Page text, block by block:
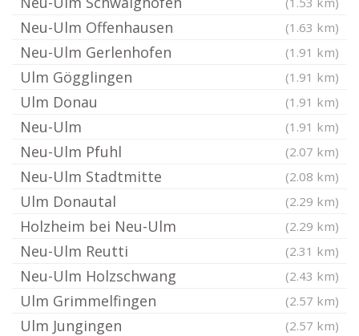
Neu-Ulm Offenhausen (1.63 km)
Neu-Ulm Gerlenhofen (1.91 km)
Ulm Gögglingen (1.91 km)
Ulm Donau (1.91 km)
Neu-Ulm (1.91 km)
Neu-Ulm Pfuhl (2.07 km)
Neu-Ulm Stadtmitte (2.08 km)
Ulm Donautal (2.29 km)
Holzheim bei Neu-Ulm (2.29 km)
Neu-Ulm Reutti (2.31 km)
Neu-Ulm Holzschwang (2.43 km)
Ulm Grimmelfingen (2.57 km)
Ulm Jungingen (2.57 km)